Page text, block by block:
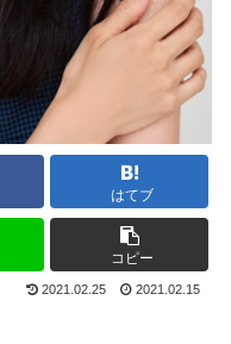
はてブ
コピー
2021.02.25 2021.02.15